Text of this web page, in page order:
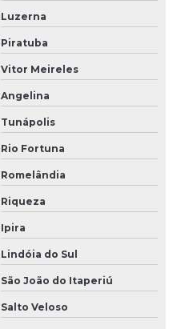
Luzerna
Piratuba
Vitor Meireles
Angelina
Tunápolis
Rio Fortuna
Romelândia
Riqueza
Ipira
Lindóia do Sul
São João do Itaperiú
Salto Veloso